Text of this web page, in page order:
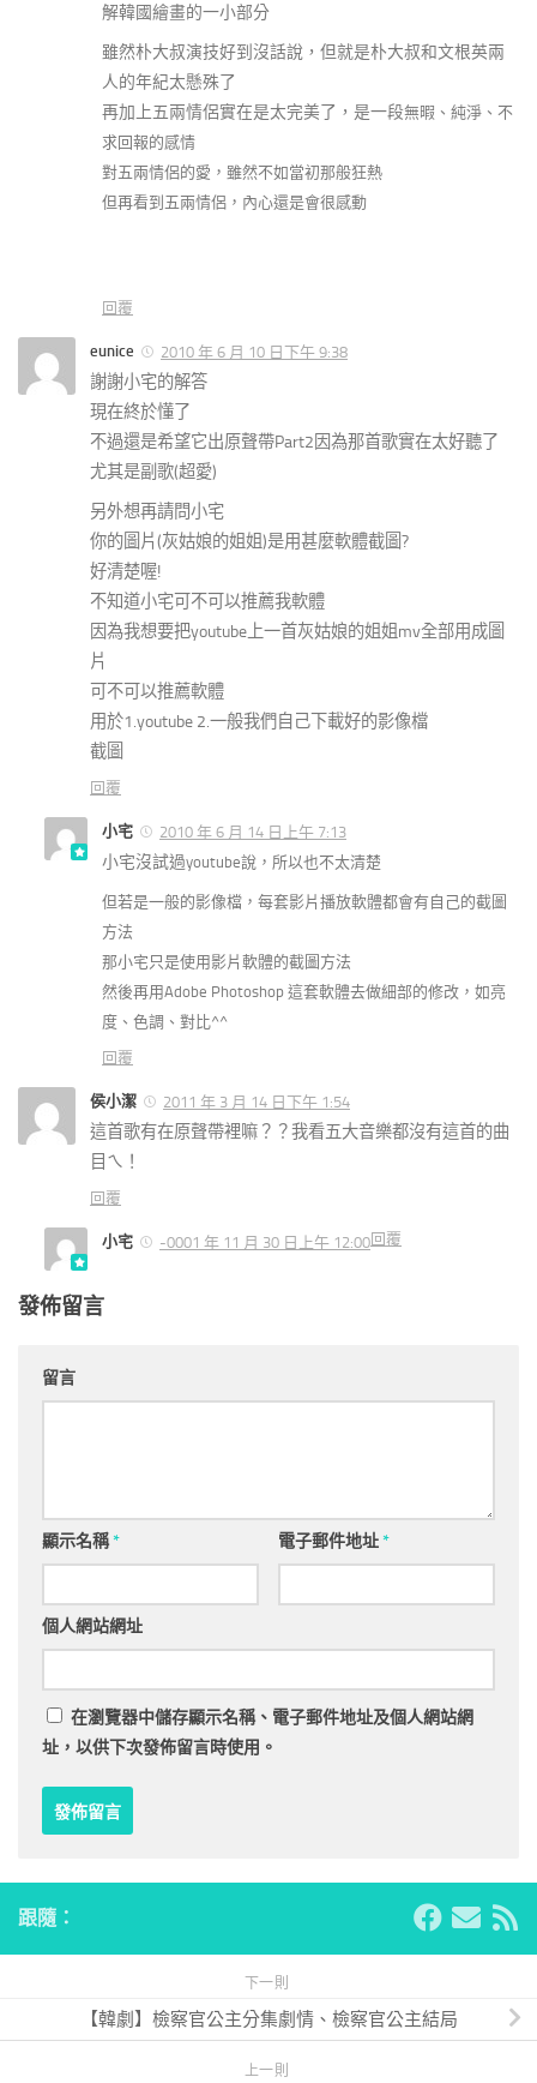
解韓國繪畫的一小部分
雖然朴大叔演技好到沒話說，但就是朴大叔和文根英兩
人的年紀太懸殊了
再加上五兩情侶實在是太完美了，是一段無暇、純淨、不
求回報的感情
對五兩情侶的愛，雖然不如當初那般狂熱
但再看到五兩情侶，內心還是會很感動
回覆
eunice 2010 年 6 月 10 日下午 9:38
謝謝小宅的解答
現在終於懂了
不過還是希望它出原聲帶Part2因為那首歌實在太好聽了
尤其是副歌(超愛)
另外想再請問小宅
你的圖片(灰姑娘的姐姐)是用甚麼軟體截圖?
好清楚喔!
不知道小宅可不可以推薦我軟體
因為我想要把youtube上一首灰姑娘的姐姐mv全部用成圖
片
可不可以推薦軟體
用於1.youtube 2.一般我們自己下載好的影像檔
截圖
回覆
小宅 2010 年 6 月 14 日上午 7:13
小宅沒試過youtube說，所以也不太清楚
但若是一般的影像檔，每套影片播放軟體都會有自己的截圖
方法
那小宅只是使用影片軟體的截圖方法
然後再用Adobe Photoshop 這套軟體去做細部的修改，如亮
度、色調、對比^^
回覆
侯小潔 2011 年 3 月 14 日下午 1:54
這首歌有在原聲帶裡嘛？？我看五大音樂都沒有這首的曲
目ㄟ！
回覆
小宅 -0001 年 11 月 30 日上午 12:00回覆
發佈留言
留言
顯示名稱* 電子郵件地址*
個人網站網址
在瀏覽器中儲存顯示名稱、電子郵件地址及個人網站網
址，以供下次發佈留言時使用。
跟隨：
下一則
【韓劇】檢察官公主分集劇情、檢察官公主結局
上一則